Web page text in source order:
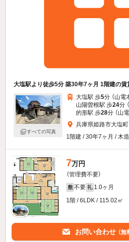
大塩駅より徒歩5分 築30年7ヶ月 1階建の賃
すべての写真
大塩駅 歩5分 （山電
山陽曽根駅 歩24分
的形駅 歩28分 （山
兵庫県姫路市大塩町
1階建 / 30年7ヶ月 / 木造
7万円
（管理費不要）
敷 不要 礼 1.0ヶ月
1階 / 6LDK / 115.02㎡
お問い合わせ （無